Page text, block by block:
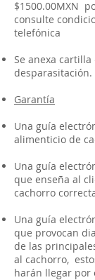
$1500.00MXN
consulte
telefónica
Se anexa cartilla
desparasitación.
Garantía
Una guía
alimenticio de
Una guía
que enseña al
cachorro
Una guía
que provocan
de las
al cachorro,
harán llegar por